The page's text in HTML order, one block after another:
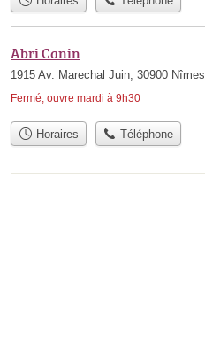
Abri Canin
1915 Av. Marechal Juin, 30900 Nîmes
Fermé, ouvre mardi à 9h30
Horaires Téléphone